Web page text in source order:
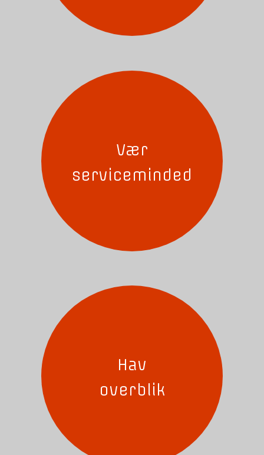
Vær
serviceminded
Hav
overblik